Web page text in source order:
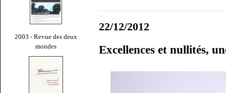
2003 - Revue des deux
mondes
22/12/2012
Excellences et nullités,